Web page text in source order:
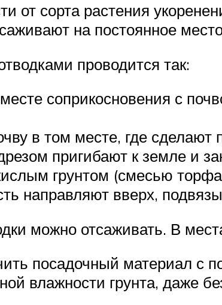
от сорта растения
на постоянное
проводится так:
соприкосновения с
в том месте, где сделают
пригибают к земле и
грунтом (смесью
направляют вверх,
можно отсаживать. В
посадочный материал с
влажности грунта, даже